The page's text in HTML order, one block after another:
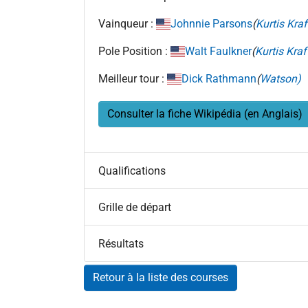
Vainqueur : Johnnie Parsons(Kurtis
Pole Position : Walt Faulkner(Kurtis
Meilleur tour : Dick Rathmann(Watson)
Consulter la fiche Wikipédia (en Anglais)
Qualifications
Grille de départ
Résultats
Retour à la liste des courses